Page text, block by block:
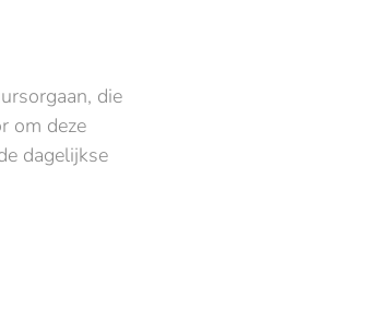
die
om deze
dagelijkse